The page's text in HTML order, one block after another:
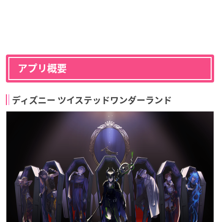
アプリ概要
ディズニー ツイステッドワンダーランド